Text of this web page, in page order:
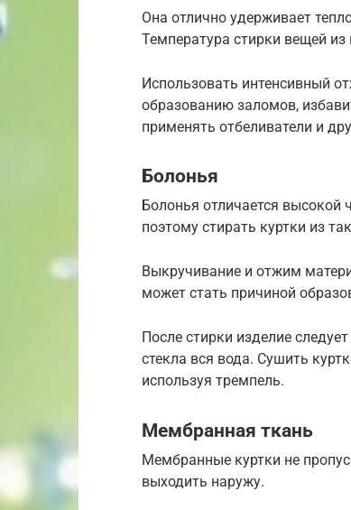
Она отлично удерживает
Температура стирки вещей
Использовать интенсивный
образованию заломов,
применять отбеливатели и
Болонья
Болонья отличается
поэтому стирать куртки из
Выкручивание и отжим
может стать причиной
После стирки изделие
стекла вся вода. Сушить
используя тремпель.
Мембранная ткань
Мембранные куртки не
выходить наружу.